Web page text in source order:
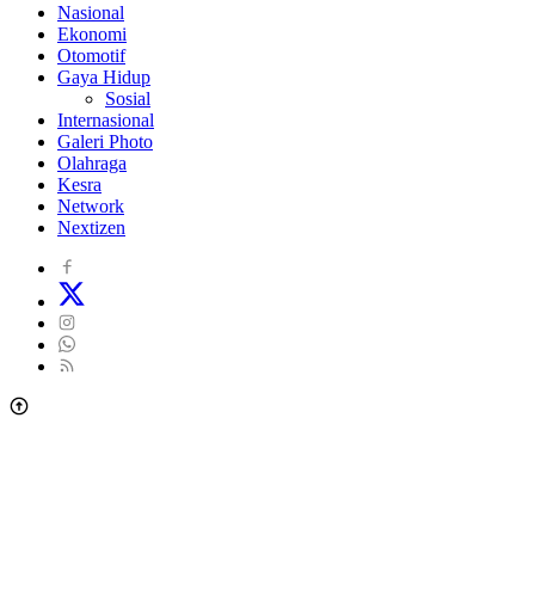
Nasional
Ekonomi
Otomotif
Gaya Hidup
Sosial
Internasional
Galeri Photo
Olahraga
Kesra
Network
Nextizen